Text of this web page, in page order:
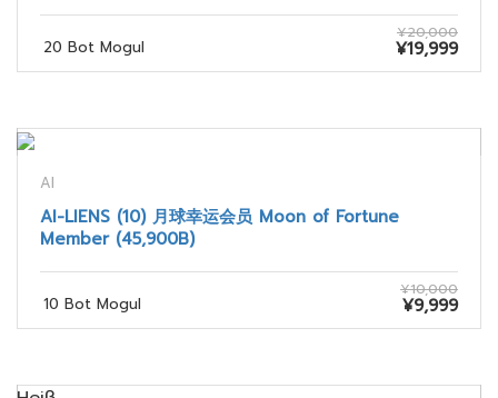
20 Bot Mogul
¥20,000
¥19,999
AI
AI-LIENS (10) 月球幸运会员 Moon of Fortune
Member (45,900B)
10 Bot Mogul
¥10,000
¥9,999